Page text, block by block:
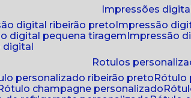
impressões
digital ribeirão preto impressão
digital pequena tiragem impressão
digital
rotulos
personalizado ribeirão preto
rótulo
rótulo champagne personalizado